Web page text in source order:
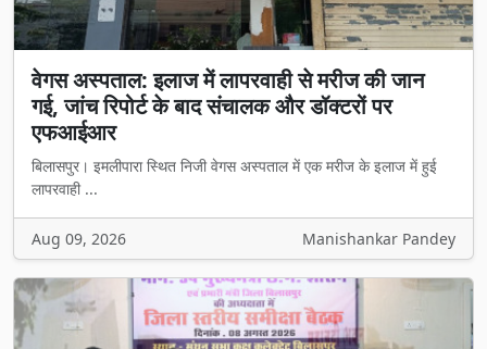
वेगस अस्पताल: इलाज में लापरवाही से मरीज की जान
गई, जांच रिपोर्ट के बाद संचालक और डॉक्टरों पर
एफआईआर
बिलासपुर। इमलीपारा स्थित निजी वेगस अस्पताल में एक मरीज के इलाज में हुई
लापरवाही ...
Aug 09, 2026 Manishankar Pandey